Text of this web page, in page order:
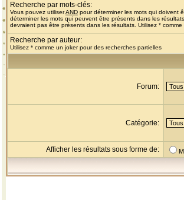
Recherche par mots-clés:
Vous pouvez utiliserAND pour déterminer les mots qui doivent
déterminer les mots qui peuvent être présents dans les
devraient pas être présents dans les résultats. Utilisez *
Recherche par auteur:
Utilisez * comme un joker pour des recherches partielles
Forum:
Catégorie:
Afficher les résultats sous forme de: